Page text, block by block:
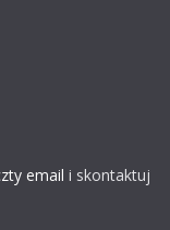
email i skontaktuj